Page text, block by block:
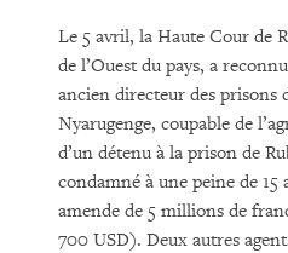
Le 5 avril, la Haute Cour de
de l’Ouest du pays, a
ancien directeur des prisons
Nyarugenge, coupable de
d’un détenu à la prison de
condamné à une peine de 15
amende de 5 millions de
700 USD). Deux autres